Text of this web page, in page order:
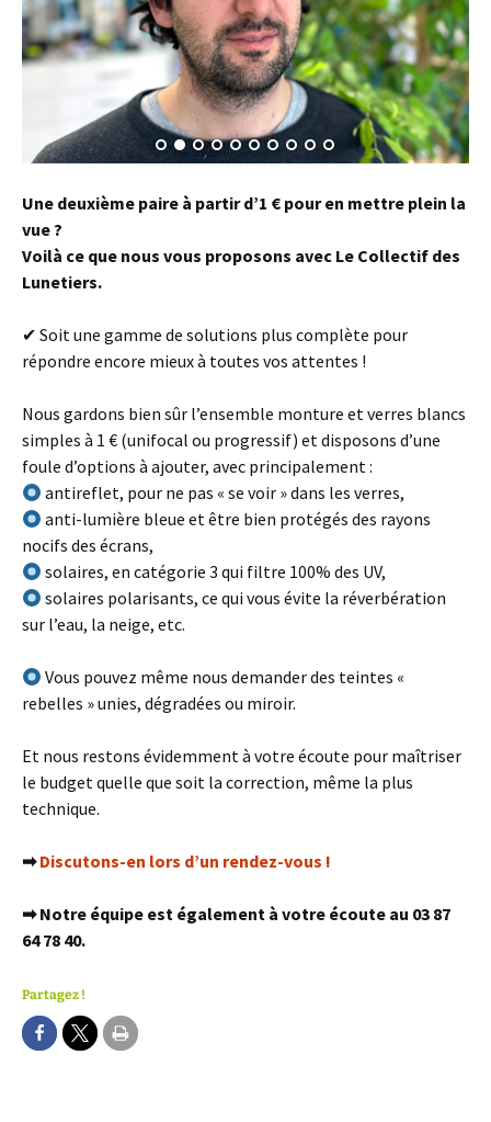
Une deuxième paire à partir d’1 € pour en mettre plein la
vue ?
Voilà ce que nous vous proposons avec Le Collectif des
Lunetiers.
✔ Soit une gamme de solutions plus complète pour
répondre encore mieux à toutes vos attentes !
Nous gardons bien sûr l’ensemble monture et verres blancs
simples à 1 € (unifocal ou progressif) et disposons d’une
foule d’options à ajouter, avec principalement :
antireflet, pour ne pas « se voir » dans les verres,
anti-lumière bleue et être bien protégés des rayons
nocifs des écrans,
solaires, en catégorie 3 qui filtre 100% des UV,
solaires polarisants, ce qui vous évite la réverbération
sur l’eau, la neige, etc.
Vous pouvez même nous demander des teintes «
rebelles » unies, dégradées ou miroir.
Et nous restons évidemment à votre écoute pour maîtriser
le budget quelle que soit la correction, même la plus
technique.
➡Discutons-en lors d’un rendez-vous !
➡ Notre équipe est également à votre écoute au 03 87
64 78 40.
Partagez !